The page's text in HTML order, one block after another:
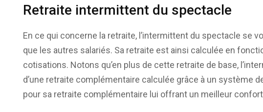
Retraite intermittent du spectacle
En ce qui concerne la retraite, l’intermittent du spectacle se
que les autres salariés. Sa retraite est ainsi calculée en
cotisations. Notons qu’en plus de cette retraite de base,
d’une retraite complémentaire calculée grâce à un système
pour sa retraite complémentaire lui offrant un meilleur